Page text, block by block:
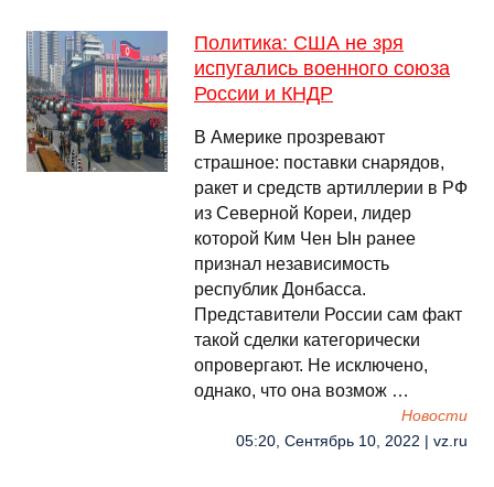
Политика: США не зря
испугались военного союза
России и КНДР
В Америке прозревают
страшное: поставки снарядов,
ракет и средств артиллерии в РФ
из Северной Кореи, лидер
которой Ким Чен Ын ранее
признал независимость
республик Донбасса.
Представители России сам факт
такой сделки категорически
опровергают. Не исключено,
однако, что она возмож …
Новости
05:20, Сентябрь 10, 2022 | vz.ru